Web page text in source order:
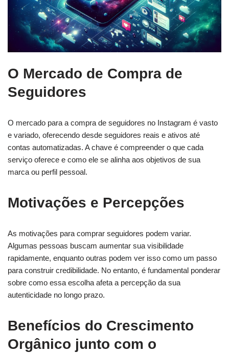
O Mercado de Compra de
Seguidores
O mercado para a compra de seguidores no Instagram é vasto
e variado, oferecendo desde seguidores reais e ativos até
contas automatizadas. A chave é compreender o que cada
serviço oferece e como ele se alinha aos objetivos de sua
marca ou perfil pessoal.
Motivações e Percepções
As motivações para comprar seguidores podem variar.
Algumas pessoas buscam aumentar sua visibilidade
rapidamente, enquanto outras podem ver isso como um passo
para construir credibilidade. No entanto, é fundamental ponderar
sobre como essa escolha afeta a percepção da sua
autenticidade no longo prazo.
Benefícios do Crescimento
Orgânico junto com o